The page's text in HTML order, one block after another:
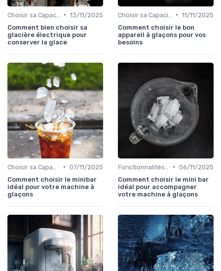
• 13/11/2025
Comment bien choisir sa
glacière électrique pour
conserver la glace
• 11/11/2025
Comment choisir le bon
appareil à glaçons pour vos
besoins
• 07/11/2025
Comment choisir le minibar
idéal pour votre machine à
glaçons
• 06/11/2025
Comment choisir le mini bar
idéal pour accompagner
votre machine à glaçons